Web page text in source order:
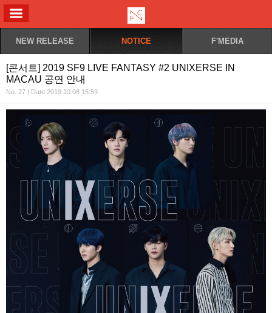
NEW RELEASE NOTICE F'MEDIA
[콘서트] 2019 SF9 LIVE FANTASY #2 UNIXERSE IN
MACAU 공연 안내
No. 27 | Date 2019.10.08 15:59